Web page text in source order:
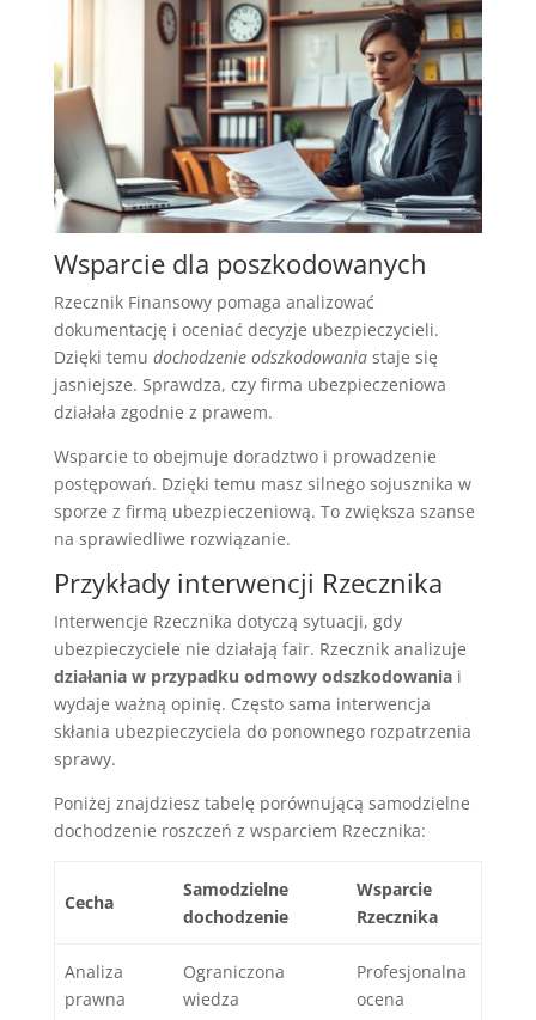
Wsparcie dla poszkodowanych
Rzecznik Finansowy pomaga analizować
dokumentację i oceniać decyzje ubezpieczycieli.
Dzięki temu dochodzenie odszkodowaniastaje się
jasniejsze. Sprawdza, czy firma ubezpieczeniowa
działała zgodnie z prawem.
Wsparcie to obejmuje doradztwo i prowadzenie
postępowań. Dzięki temu masz silnego sojusznika w
sporze z firmą ubezpieczeniową. To zwiększa szanse
na sprawiedliwe rozwiązanie.
Przykłady interwencji Rzecznika
Interwencje Rzecznika dotyczą sytuacji, gdy
ubezpieczyciele nie działają fair. Rzecznik analizuje
działania w przypadku odmowy odszkodowaniai
wydaje ważną opinię. Często sama interwencja
skłania ubezpieczyciela do ponownego rozpatrzenia
sprawy.
Poniżej znajdziesz tabelę porównującą samodzielne
dochodzenie roszczeń z wsparciem Rzecznika:
Cecha
Samodzielne
dochodzenie
Wsparcie
Rzecznika
Analiza
prawna
Ograniczona
wiedza
Profesjonalna
ocena